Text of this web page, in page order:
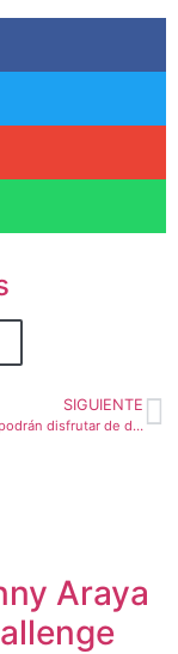
SIGUIENTE
Alajuelenses podrán disfrutar de dos conciertos virtuales este fin de semana
Araya